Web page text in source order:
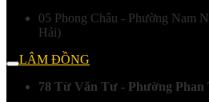
05 Phong Châu - Phường Nam
Hải)
LÂM ĐỒNG
78 Từ Văn Tư - Phường